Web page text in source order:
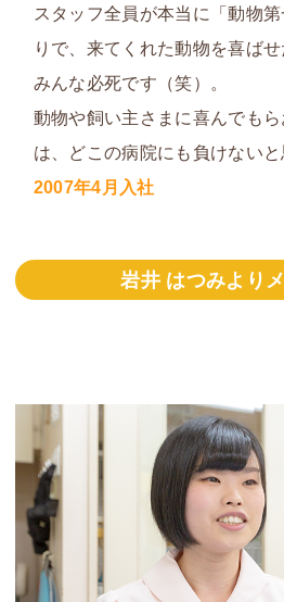
スタッフ全員が本当に「動物第
りで、 来てくれた動物を喜ば
みんな必死です（笑）。
動物や飼い主さまに喜んでも
は、どこの病院にも負けないと
2007年4月入社
岩井 はつみより